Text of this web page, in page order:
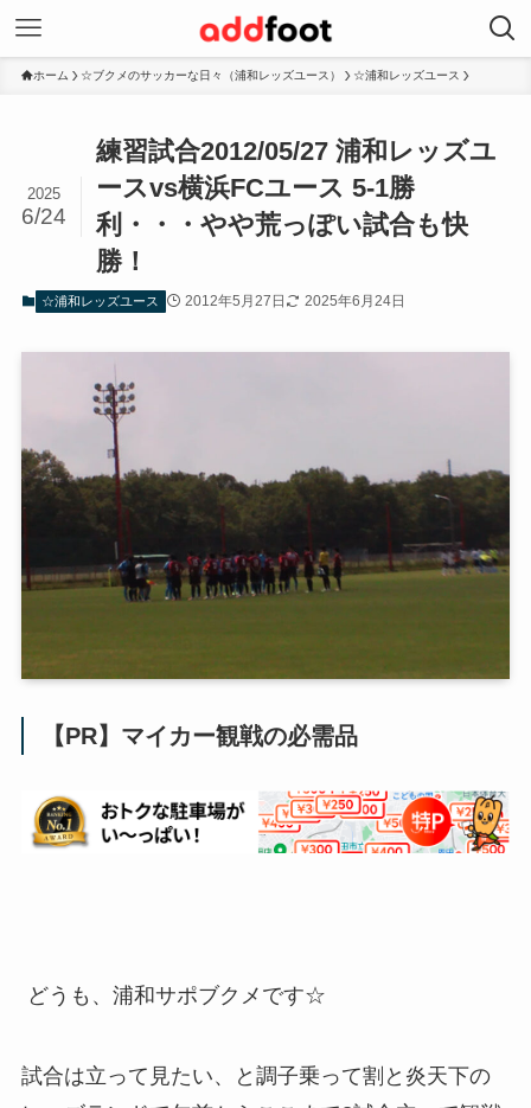
ホーム ☆ブクメのサッカーな日々（浦和レッズユース） ☆浦和レッズユース
練習試合2012/05/27 浦和レッズユ
ースvs横浜FCユース 5-1勝
利・・・やや荒っぽい試合も快
勝！
2025
6/24
☆浦和レッズユース 2012年5月27日 2025年6月24日
【PR】マイカー観戦の必需品
どうも、浦和サポブクメです☆
試合は立って見たい、と調子乗って割と炎天下の